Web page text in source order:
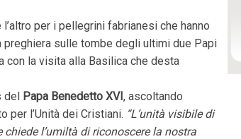
per i pellegrini fabrianesi che hanno
preghiera sulle tombe degli ultimi due Papi
con la visita alla Basilica che desta
del Papa Benedetto XVI, ascoltando
per l’Unità dei Cristiani. “L’unità visibile di
l’umiltà di riconoscere la nostra